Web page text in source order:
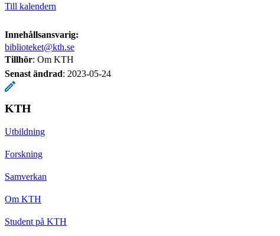
Till kalendern
Innehållsansvarig:
biblioteket@kth.se
Tillhör: Om KTH
Senast ändrad: 2023-05-24
KTH
Utbildning
Forskning
Samverkan
Om KTH
Student på KTH